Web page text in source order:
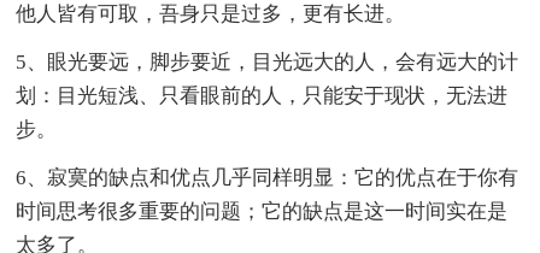
他人皆有可取，吾身只是过多，更有长进。
5、眼光要远，脚步要近，目光远大的人，会有远大的计
划：目光短浅、只看眼前的人，只能安于现状，无法进
步。
6、寂寞的缺点和优点几乎同样明显：它的优点在于你有
时间思考很多重要的问题；它的缺点是这一时间实在是
太多了。